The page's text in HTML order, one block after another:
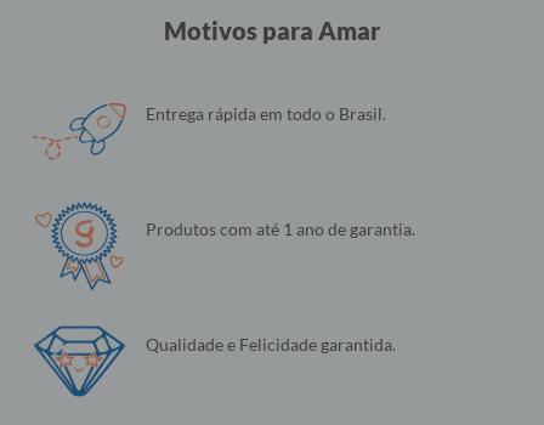
Motivos para Amar
Entrega rápida em todo o Brasil.
Produtos com até 1 ano de garantia.
Qualidade e Felicidade garantida.